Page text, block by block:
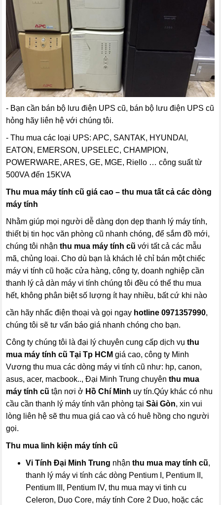
- Bạn cần bán bộ lưu điện UPS cũ, bán bộ lưu điện UPS cũ
hỏng hãy liên hệ với chúng tôi.
- Thu mua các loại UPS: APC, SANTAK, HYUNDAI,
EATON, EMERSON, UPSELEC, CHAMPION,
POWERWARE, ARES, GE, MGE, Riello … công suất từ
500VA đến 15KVA
Thu mua máy tính cũ giá cao – thu mua tất cả các dòng
máy tính
Nhằm giúp mọi người dễ dàng dọn dẹp thanh lý máy tính,
thiết bị tin học văn phòng cũ nhanh chóng, để sắm đồ mới,
chúng tôi nhậnthu mua máy tính cũ với tất cả các mẫu
mã, chủng loại. Cho dù bạn là khách lẻ chỉ bán một chiếc
máy vi tính cũ hoặc cửa hàng, công ty, doanh nghiệp cần
thanh lý cả dàn máy vi tính chúng tôi đều có thể thu mua
hết, không phân biệt số lượng ít hay nhiều, bất cứ khi nào
cần hãy nhấc điện thoại và gọi ngay hotline0971357990,
chúng tôi sẽ tư vấn báo giá nhanh chóng cho bạn.
Công ty chúng tôi là đại lý chuyên cung cấp dịch vụthu
mua máy tính cũ Tại Tp HCMgiá cao, công ty Minh
Vương thu mua các dòng máy vi tính cũ như: hp, canon,
asus, acer, macbook.., Đại Minh Trung chuyên thu mua
máy tính cũ tận nơi ở Hồ Chí Minh uy tín.Qúy khác có nhu
cầu cần thanh lý máy tính văn phòng tạiSài Gòn, xin vui
lòng liên hệ sẽ thu mua giá cao và có huê hồng cho người
gọi.
Thu mua linh kiện máy tính cũ
Vi Tính Đại Minh Trung nhậnthu mua may tính cũ,
thanh lý máy vi tính các dòng Pentium I, Pentium II,
Pentium III, Pentium IV, thu mua may vi tinh cu
Celeron, Duo Core, máy tính Core 2 Duo, hoặc các